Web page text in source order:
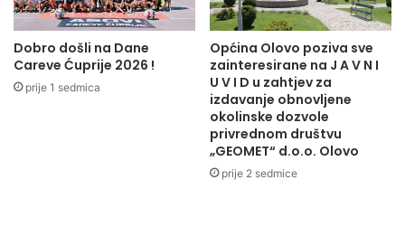
Dobro došli na Dane
Careve Ćuprije 2026 !
prije 1 sedmica
Općina Olovo poziva sve
zainteresirane na J A V N I
U V I D u zahtjev za
izdavanje obnovljene
okolinske dozvole
privrednom društvu
„GEOMET“ d.o.o. Olovo
prije 2 sedmice